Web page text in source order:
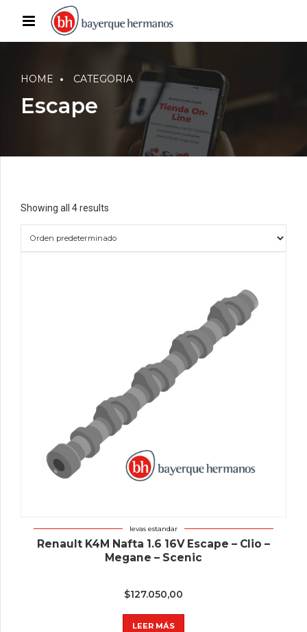
HOME CATEGORIA
Escape
Showing all 4 results
levas estandar
Renault K4M Nafta 1.6 16V Escape – Clio –
Megane – Scenic
$127.050,00
LEER MÁS